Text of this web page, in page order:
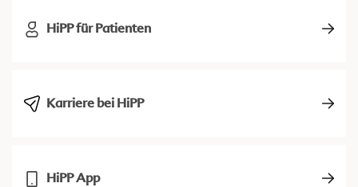
HiPP für Patienten
Karriere bei HiPP
HiPP App